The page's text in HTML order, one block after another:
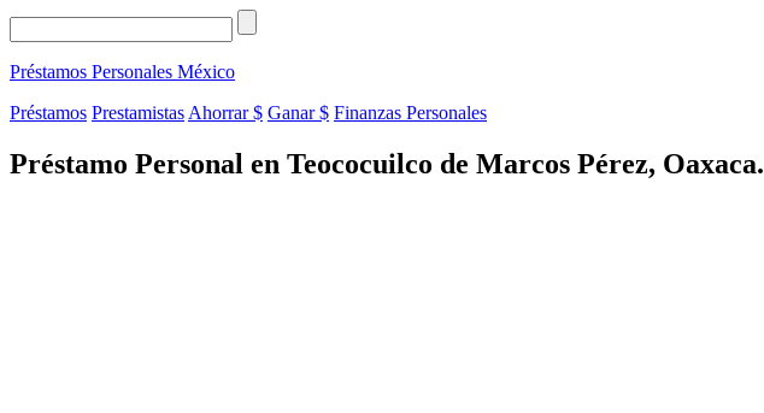
Préstamos Personales México
Préstamos Prestamistas Ahorrar $ Ganar $ Finanzas Personales
Préstamo Personal en Teococuilco de Marcos Pérez, Oaxaca.